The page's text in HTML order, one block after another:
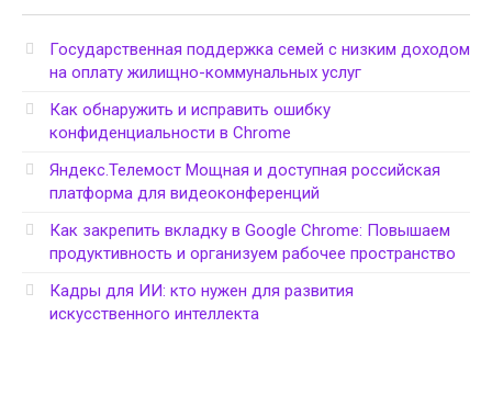
Государственная поддержка семей с низким доходом
на оплату жилищно-коммунальных услуг
Как обнаружить и исправить ошибку
конфиденциальности в Chrome
Яндекс.Телемост Мощная и доступная российская
платформа для видеоконференций
Как закрепить вкладку в Google Chrome: Повышаем
продуктивность и организуем рабочее пространство
Кадры для ИИ: кто нужен для развития
искусственного интеллекта